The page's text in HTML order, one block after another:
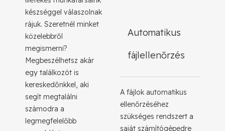
készséggel válaszolnak
rájuk. Szeretnél minket
közelebbről
megismerni?
Megbeszélhetsz akár
egy találkozót is
kereskedőnkkel, aki
segít megtalálni
számodra a
legmegfelelőbb
Automatikus
fájlellenőrzés
A fájlok automatikus
ellenőrzéséhez
szükséges rendszert a
saját számítógépedre